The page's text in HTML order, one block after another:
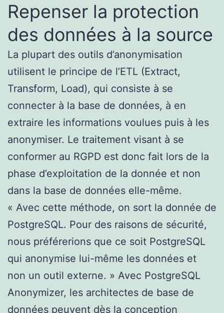
Repenser la protection
des données à la source
La plupart des outils d’anonymisation
utilisent le principe de l’ETL (Extract,
Transform, Load), qui consiste à se
connecter à la base de données, à en
extraire les informations voulues puis à les
anonymiser. Le traitement visant à se
conformer au RGPD est donc fait lors de la
phase d’exploitation de la donnée et non
dans la base de données elle-même.
« Avec cette méthode, on sort la donnée de
PostgreSQL. Pour des raisons de sécurité,
nous préférerions que ce soit PostgreSQL
qui anonymise lui-même les données et
non un outil externe. » Avec PostgreSQL
Anonymizer, les architectes de base de
données peuvent dès la conception